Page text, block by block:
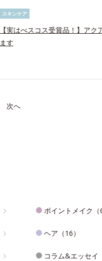
スキンケア
【実はべスコス受賞品！】ア
ます
次へ
ポイントメイク（
ヘア（16）
コラム&エッセイ